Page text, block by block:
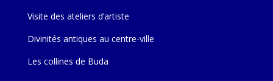
Visite des ateliers d’artiste
Divinités antiques au centre-ville
Les collines de Buda